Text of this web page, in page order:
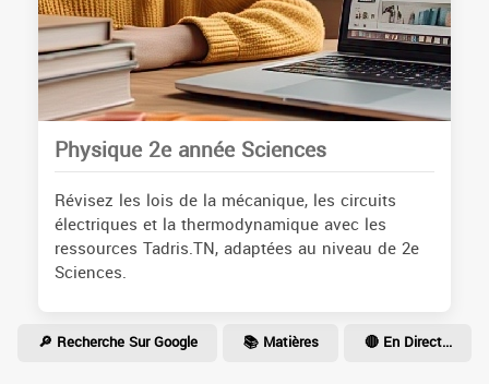
Physique 2e année Sciences
Révisez les lois de la mécanique, les circuits
électriques et la thermodynamique avec les
ressources Tadris.TN, adaptées au niveau de 2e
Sciences.
🔎 Recherche Sur Google 📚 Matières 🔴 En Direct...